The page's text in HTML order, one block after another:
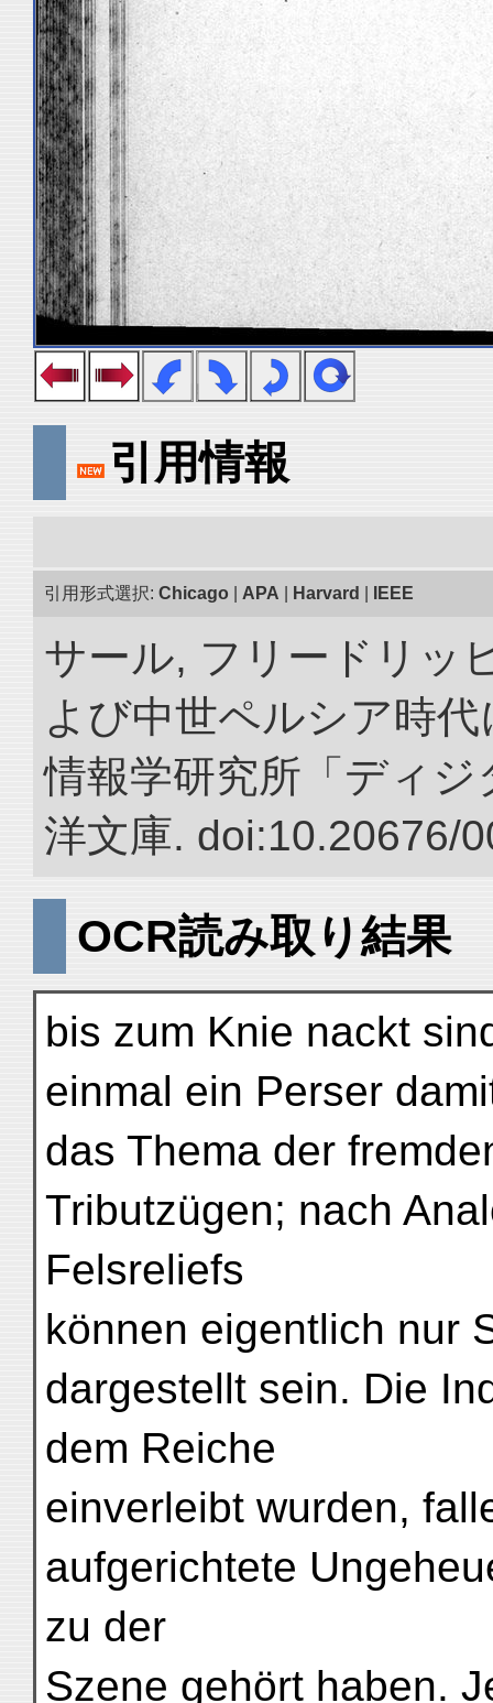
引用情報
引用形式選択: Chicago APA Harvard IEEE
サール, フリードリッ
よび中世ペルシア時
情報学研究所「ディ
洋文庫. doi:10.20676/
OCR読み取り結果
bis zum Knie nackt
einmal ein Perser
das Thema der
Tributzügen; nach
Felsreliefs
können eigentlich nur
dargestellt sein. Die
dem Reiche
einverleibt wurden,
aufgerichtete
zu der
Szene gehört haben.